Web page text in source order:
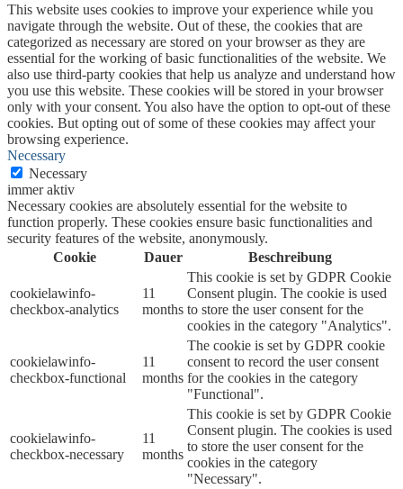
This website uses cookies to improve your experience while you
navigate through the website. Out of these, the cookies that are
categorized as necessary are stored on your browser as they are
essential for the working of basic functionalities of the website. We
also use third-party cookies that help us analyze and understand how
you use this website. These cookies will be stored in your browser
only with your consent. You also have the option to opt-out of these
cookies. But opting out of some of these cookies may affect your
browsing experience.
Necessary
Necessary
immer aktiv
Necessary cookies are absolutely essential for the website to
function properly. These cookies ensure basic functionalities and
security features of the website, anonymously.
Cookie
Dauer Beschreibung
cookielawinfo-
checkbox-analytics
11
months
This cookie is set by GDPR Cookie
Consent plugin. The cookie is used
to store the user consent for the
cookies in the category "Analytics".
cookielawinfo-
checkbox-functional
11
months
The cookie is set by GDPR cookie
consent to record the user consent
for the cookies in the category
"Functional".
cookielawinfo-
checkbox-necessary
11
months
This cookie is set by GDPR Cookie
Consent plugin. The cookies is used
to store the user consent for the
cookies in the category
"Necessary".